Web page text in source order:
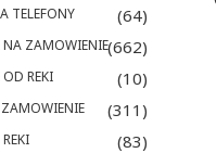
TELEFONY (64)
NA ZAMOWIENIE(662)
REKI (10)
(311)
(83)